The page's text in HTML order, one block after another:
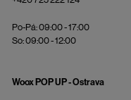
Po-Pá: 09:00 - 17:00
So: 09:00 - 12:00
Woox POP UP - Ostrava